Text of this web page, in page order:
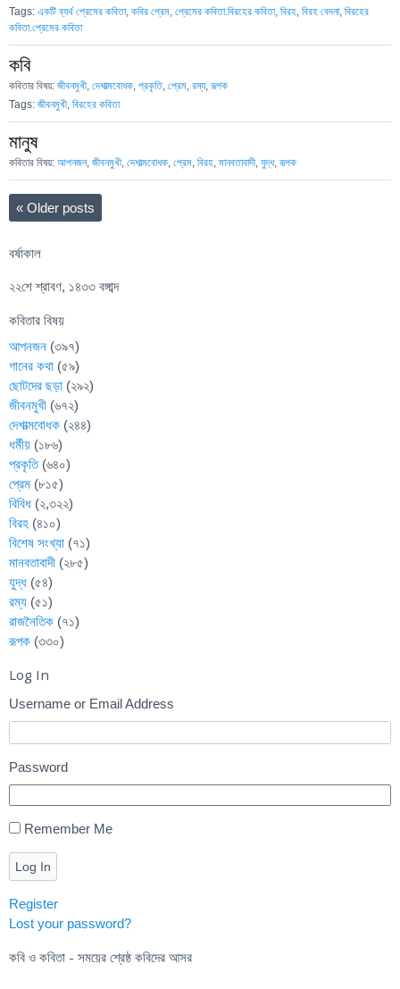
Tags: একটি ব্যর্থ প্রেমের কবিতা, কবির প্রেম, প্রেমের কবিতা.বিরহের কবিতা, বিরহ, বিরহ বেদনা, বিরহের
কবিতা.প্রেমের কবিতা
কবি
কবিতার বিষয়: জীবনমুখী দেশাত্মবোধক প্রকৃতি প্রেম রম্য,রূপক
Tags: জীবনমুখী, বিরহের কবিতা
মানুষ
কবিতার বিষয়: আপনজন, জীবনমুখী দেশাত্মবোধক প্রেম বিরহ মানবতাবাদী যুদ্ধ,রূপক
« Older posts
বর্ষাকাল
২২শে শ্রাবণ, ১৪৩৩ বঙ্গাব্দ
কবিতার বিষয়
আপনজন (৩৯৭)
গানের কথা (৫৯)
ছোটদের ছড়া (২৯২)
জীবনমুখী (৬৭২)
দেশাত্মবোধক (২৪৪)
ধর্মীয় (১৮৬)
প্রকৃতি(৬৪০)
প্রেম (৮১৫)
বিবিধ (২,৩২২)
বিরহ (৪১০)
বিশেষ সংখ্যা (৭১)
মানবতাবাদী (২৮৫)
যুদ্ধ (৫৪)
রম্য (৫১)
রাজনৈতিক (৭১)
রূপক (৩৩০)
Log In
Username or Email Address
Password
Remember Me
Log In
Register
Lost your password?
কবি ও কবিতা - সময়ের শ্রেষ্ঠ কবিদের আসর